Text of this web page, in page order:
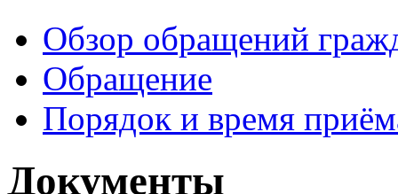
Обзор обращений
Обращение
Порядок и время
Документы